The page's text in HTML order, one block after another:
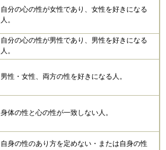
自分の心の性が女性であり、女性を好きになる
人。
自分の心の性が男性であり、男性を好きになる
人。
男性・女性、両方の性を好きになる人。
身体の性と心の性が一致しない人。
自身の性のあり方を定めない・または自身の性